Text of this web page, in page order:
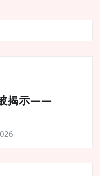
揭示——